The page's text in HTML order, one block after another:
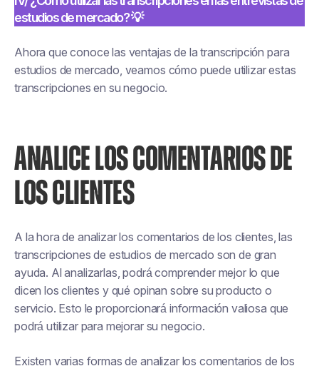
estudios de mercado? 💡
Ahora que conoce las ventajas de la transcripción para
estudios de mercado, veamos cómo puede utilizar estas
transcripciones en su negocio.
ANALICE LOS COMENTARIOS DE
LOS CLIENTES
A la hora de analizar los comentarios de los clientes, las
transcripciones de estudios de mercado son de gran
ayuda. Al analizarlas, podrá comprender mejor lo que
dicen los clientes y qué opinan sobre su producto o
servicio. Esto le proporcionará información valiosa que
podrá utilizar para mejorar su negocio.
Existen varias formas de analizar los comentarios de los